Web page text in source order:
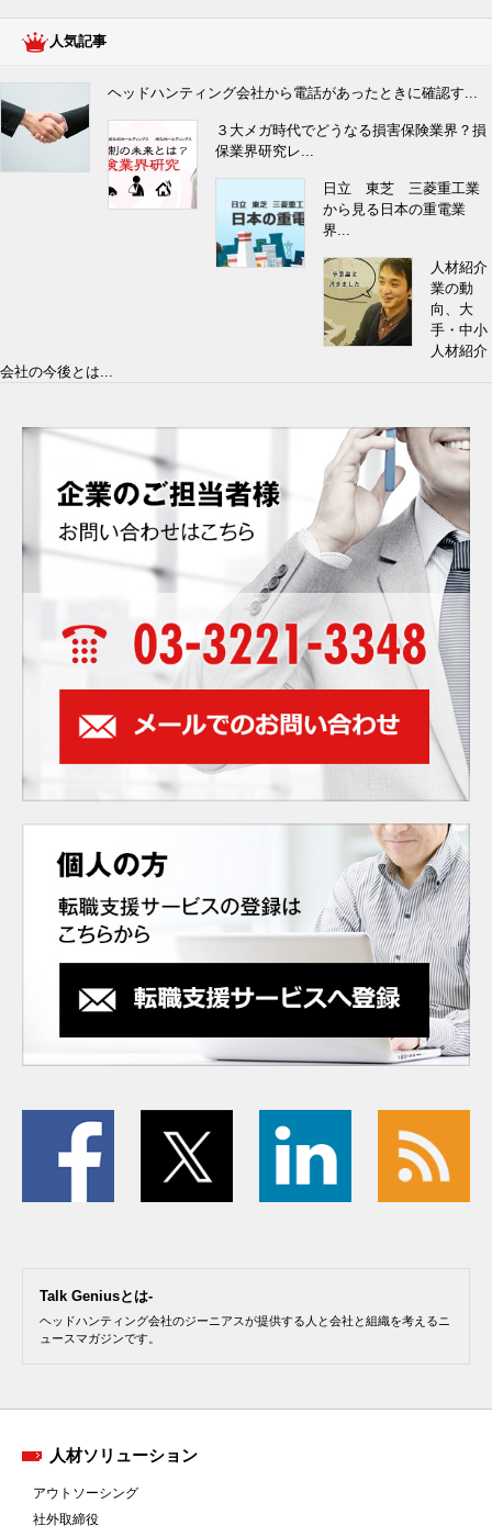
人気記事
ヘッドハンティング会社から電話があったときに確認す...
３大メガ時代でどうなる損害保険業界？損
保業界研究レ...
日立 東芝 三菱重工業
から見る日本の重電業
界...
人材紹介
業の動
向、大
手・中小
人材紹介
会社の今後とは...
Talk Geniusとは-
ヘッドハンティング会社のジーニアスが提供する人と会社と組織を考えるニ
ュースマガジンです。
人材ソリューション
アウトソーシング
社外取締役